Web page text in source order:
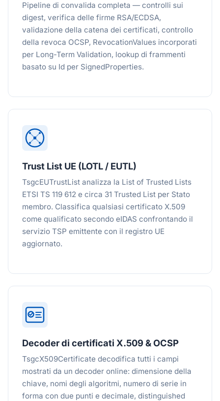
Pipeline di convalida completa — controlli sui
digest, verifica delle firme RSA/ECDSA,
validazione della catena dei certificati, controllo
della revoca OCSP, RevocationValues incorporati
per Long-Term Validation, lookup di frammenti
basato su Id per SignedProperties.
Trust List UE (LOTL / EUTL)
TsgcEUTrustList analizza la List of Trusted Lists
ETSI TS 119 612 e circa 31 Trusted List per Stato
membro. Classifica qualsiasi certificato X.509
come qualificato secondo eIDAS confrontando il
servizio TSP emittente con il registro UE
aggiornato.
Decoder di certificati X.509 & OCSP
TsgcX509Certificate decodifica tutti i campi
mostrati da un decoder online: dimensione della
chiave, nomi degli algoritmi, numero di serie in
forma con due punti e decimale, distinguished